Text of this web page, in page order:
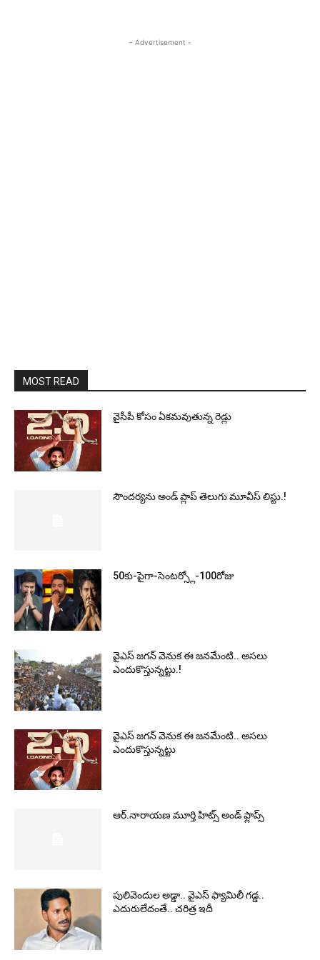
- Advertisement -
MOST READ
వైసీపీ కోసం ఏక‌మ‌వుతున్న రెడ్లు
సౌందర్యను అండ్‌ ప్లాప్‌ తెలుగు మూవీస్‌ లిస్టు.!
50కు-పైగా-సెంటర్స్లో-100రోజు
వైఎస్‌ జగన్‌ వెనుక ఈ జనమేంటి.. అసలు
ఎందుకొస్తున్నట్టు.!
వైఎస్‌ జగన్‌ వెనుక ఈ జనమేంటి.. అసలు
ఎందుకొస్తున్నట్టు
ఆర్‌.నారాయ‌ణ మూర్తి హిట్స్ అండ్ ఫ్లాప్స్‌
పులివెందుల అడ్డా.. వైఎస్ ఫ్యామిలీ గడ్డ..
ఎదురులేదంతే.. చరిత్ర ఇదీ